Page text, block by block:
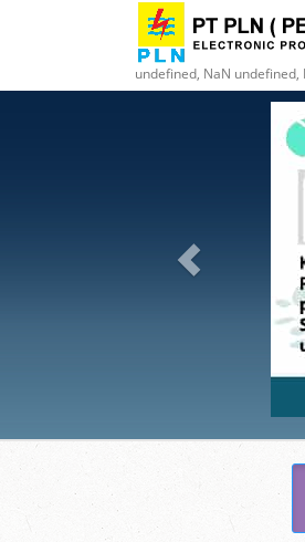
undefined, NaN undefined,